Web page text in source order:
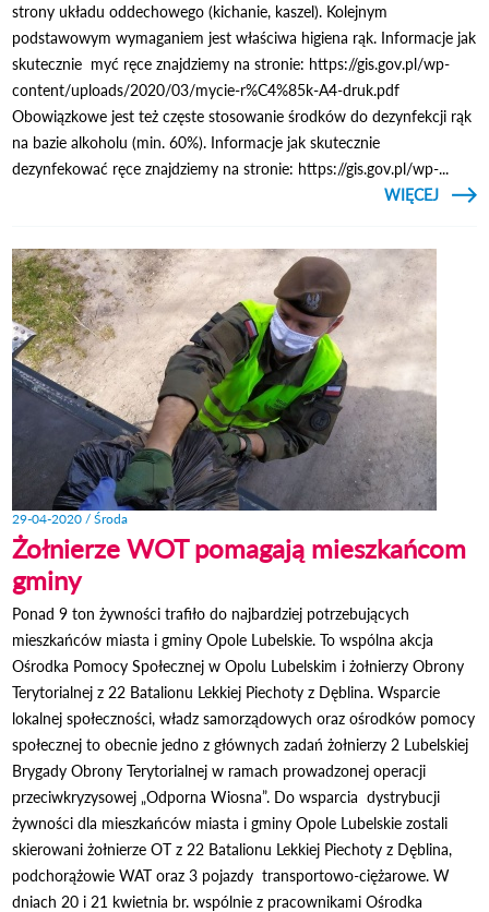
strony układu oddechowego (kichanie, kaszel). Kolejnym
podstawowym wymaganiem jest właściwa higiena rąk. Informacje jak
skutecznie myć ręce znajdziemy na stronie: https://gis.gov.pl/wp-
content/uploads/2020/03/mycie-r%C4%85k-A4-druk.pdf
Obowiązkowe jest też częste stosowanie środków do dezynfekcji rąk
na bazie alkoholu (min. 60%). Informacje jak skutecznie
dezynfekować ręce znajdziemy na stronie: https://gis.gov.pl/wp-...
CZYTAJ
WIĘCEJ
O
29-04-2020 / Środa
Żołnierze WOT pomagają mieszkańcom
gminy
Ponad 9 ton żywności trafiło do najbardziej potrzebujących
mieszkańców miasta i gminy Opole Lubelskie. To wspólna akcja
Ośrodka Pomocy Społecznej w Opolu Lubelskim i żołnierzy Obrony
Terytorialnej z 22 Batalionu Lekkiej Piechoty z Dęblina. Wsparcie
lokalnej społeczności, władz samorządowych oraz ośrodków pomocy
społecznej to obecnie jedno z głównych zadań żołnierzy 2 Lubelskiej
Brygady Obrony Terytorialnej w ramach prowadzonej operacji
przeciwkryzysowej „Odporna Wiosna”. Do wsparcia dystrybucji
żywności dla mieszkańców miasta i gminy Opole Lubelskie zostali
skierowani żołnierze OT z 22 Batalionu Lekkiej Piechoty z Dęblina,
podchorążowie WAT oraz 3 pojazdy transportowo-ciężarowe. W
dniach 20 i 21 kwietnia br. wspólnie z pracownikami Ośrodka